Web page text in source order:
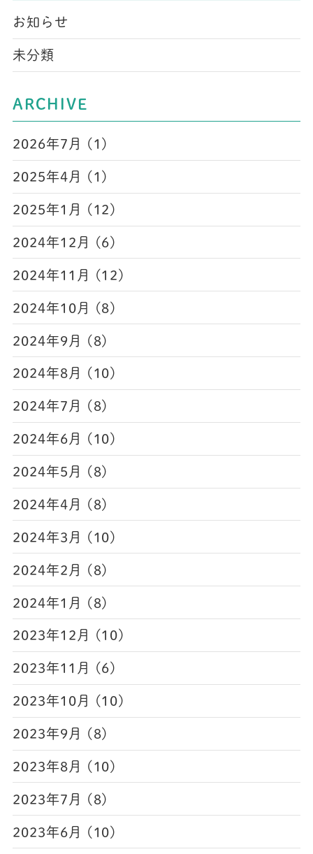
お知らせ
未分類
ARCHIVE
2026年7月 (1)
2025年4月 (1)
2025年1月 (12)
2024年12月 (6)
2024年11月 (12)
2024年10月 (8)
2024年9月 (8)
2024年8月 (10)
2024年7月 (8)
2024年6月 (10)
2024年5月 (8)
2024年4月 (8)
2024年3月 (10)
2024年2月 (8)
2024年1月 (8)
2023年12月 (10)
2023年11月 (6)
2023年10月 (10)
2023年9月 (8)
2023年8月 (10)
2023年7月 (8)
2023年6月 (10)